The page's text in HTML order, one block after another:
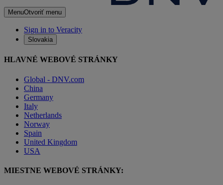
MenuOtvoriť menu
Sign in to Veracity
Slovakia
HLAVNÉ WEBOVÉ STRÁNKY
Global - DNV.com
China
Germany
Italy
Netherlands
Norway
Spain
United Kingdom
USA
MIESTNE WEBOVÉ STRÁNKY: